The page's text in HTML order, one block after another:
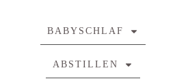
BABYSCHLAF
ABSTILLEN